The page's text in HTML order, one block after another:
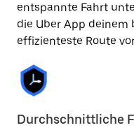
entspannte Fahrt
die Uber App deinem
effizienteste Route
Durchschnittliche